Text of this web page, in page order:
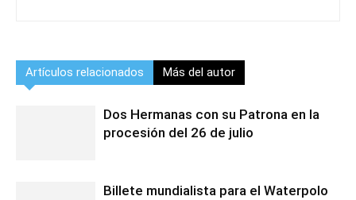
Artículos relacionados Más del autor
Dos Hermanas con su Patrona en la
procesión del 26 de julio
Billete mundialista para el Waterpolo